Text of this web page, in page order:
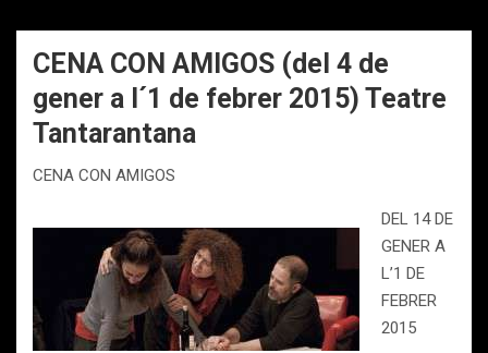
CENA CON AMIGOS (del 4 de
gener a l´1 de febrer 2015) Teatre
Tantarantana
CENA CON AMIGOS
DEL 14 DE
GENER A
L’1 DE
FEBRER
2015